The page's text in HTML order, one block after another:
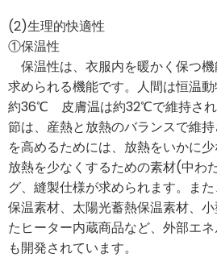
(2)生理的快適性
①保温性
保温性は、衣服内を暖かく保つ
求められる機能です。人間は恒温
約36℃ 皮膚温は約32℃で維持され
節は、産熱と放熱のバランスで維
を高めるためには、放熱をいかに少
放熱を少なくするための素材(中わ
グ、縫製仕様が求められます。ま
保温素材、太陽光蓄熱保温素材、
たヒーター内蔵商品など、外部エ
も開発されています。